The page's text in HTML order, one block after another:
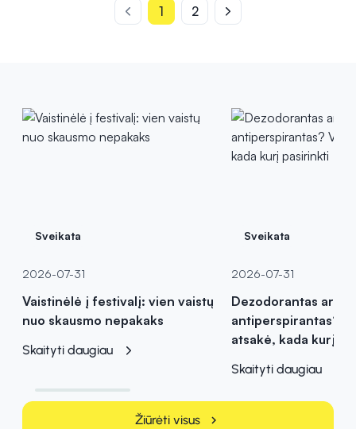
1 2
Sveikata
2026-07-31
Vaistinėlė į festivalį: vien vaistų
nuo skausmo nepakaks
Skaityti daugiau
Sveikata
2026-07-31
Dezodorantas ar
antiperspirantas?
atsakė, kada kurį
Skaityti daugiau
Žiūrėti visus chevron_right